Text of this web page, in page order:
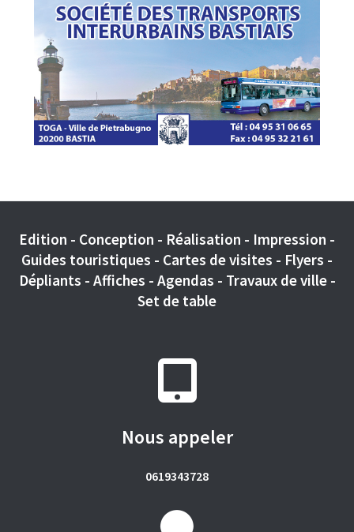
Edition - Conception - Réalisation - Impression -
Guides touristiques - Cartes de visites - Flyers -
Dépliants - Affiches - Agendas - Travaux de ville -
Set de table
Nous appeler
0619343728